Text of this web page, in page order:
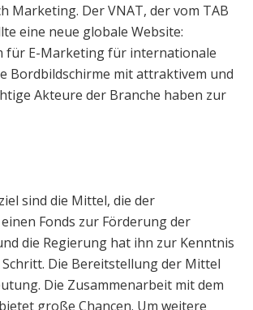
Marketing. Der VNAT, der vom TAB
eine neue globale Website:
für E-Marketing für internationale
Bordbildschirme mit attraktivem und
Akteure der Branche haben zur
sind die Mittel, die der
Fonds zur Förderung der
die Regierung hat ihn zur Kenntnis
Die Bereitstellung der Mittel
Die Zusammenarbeit mit dem
große Chancen. Um weitere